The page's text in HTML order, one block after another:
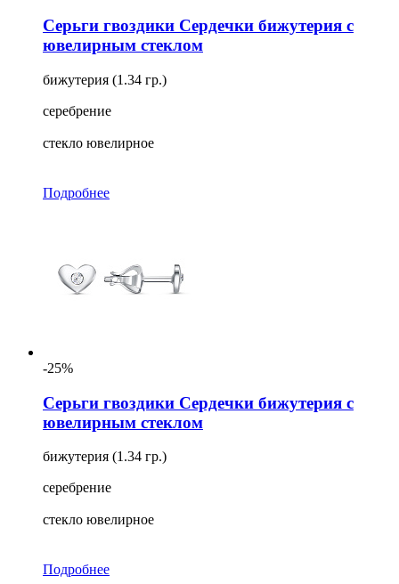
Серьги гвоздики Сердечки бижутерия с
ювелирным стеклом
бижутерия (1.34 гр.)
серебрение
стекло ювелирное
Подробнее
-25%
Серьги гвоздики Сердечки бижутерия с
ювелирным стеклом
бижутерия (1.34 гр.)
серебрение
стекло ювелирное
Подробнее